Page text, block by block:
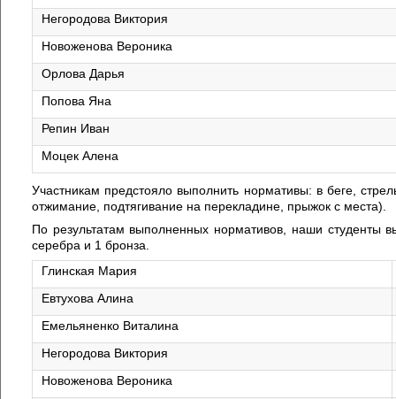
Негородова Виктория
Новоженова Вероника
Орлова Дарья
Попова Яна
Репин Иван
Моцек Алена
Участникам предстояло выполнить нормативы: в беге,
отжимание, подтягивание на перекладине, прыжок с места).
По результатам выполненных нормативов, наши студенты
серебра и 1 бронза.
Глинская Мария
Евтухова Алина
Емельяненко Виталина
Негородова Виктория
Новоженова Вероника